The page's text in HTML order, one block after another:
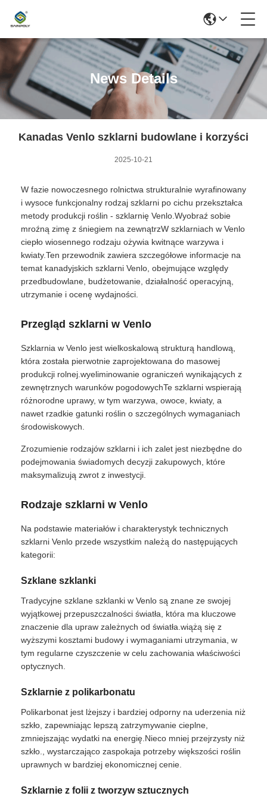
News Details
Kanadas Venlo szklarni budowlane i korzyści
2025-10-21
W fazie nowoczesnego rolnictwa strukturalnie wyrafinowany
i wysoce funkcjonalny rodzaj szklarni po cichu przekształca
metody produkcji roślin - szklarnię Venlo.Wyobraź sobie
mroźną zimę z śniegiem na zewnątrzW szklarniach w Venlo
ciepło wiosennego rodzaju ożywia kwitnące warzywa i
kwiaty.Ten przewodnik zawiera szczegółowe informacje na
temat kanadyjskich szklarni Venlo, obejmujące względy
przedbudowlane, budżetowanie, działalność operacyjną,
utrzymanie i ocenę wydajności.
Przegląd szklarni w Venlo
Szklarnia w Venlo jest wielkoskalową strukturą handlową,
która została pierwotnie zaprojektowana do masowej
produkcji rolnej.wyeliminowanie ograniczeń wynikających z
zewnętrznych warunków pogodowychTe szklarni wspierają
różnorodne uprawy, w tym warzywa, owoce, kwiaty, a
nawet rzadkie gatunki roślin o szczególnych wymaganiach
środowiskowych.
Zrozumienie rodzajów szklarni i ich zalet jest niezbędne do
podejmowania świadomych decyzji zakupowych, które
maksymalizują zwrot z inwestycji.
Rodzaje szklarni w Venlo
Na podstawie materiałów i charakterystyk technicznych
szklarni Venlo przede wszystkim należą do następujących
kategorii:
Szklane szklanki
Tradycyjne szklane szklanki w Venlo są znane ze swojej
wyjątkowej przepuszczalności światła, która ma kluczowe
znaczenie dla upraw zależnych od światła.wiążą się z
wyższymi kosztami budowy i wymaganiami utrzymania, w
tym regularne czyszczenie w celu zachowania właściwości
optycznych.
Szklarnie z polikarbonatu
Polikarbonat jest lżejszy i bardziej odporny na uderzenia niż
szkło, zapewniając lepszą zatrzymywanie cieplne,
zmniejszając wydatki na energię.Nieco mniej przejrzysty niż
szkło., wystarczająco zaspokaja potrzeby większości roślin
uprawnych w bardziej ekonomicznej cenie.
Szklarnie z folii z tworzyw sztucznych